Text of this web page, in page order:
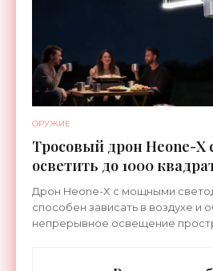
ОРУЖИЕ
Тросовый дрон Heone-X
осветить до 1000
земли - «Беспилотники»
Дрон Heone-X с мощными
способен зависать в воздухе и
непрерывное освещение